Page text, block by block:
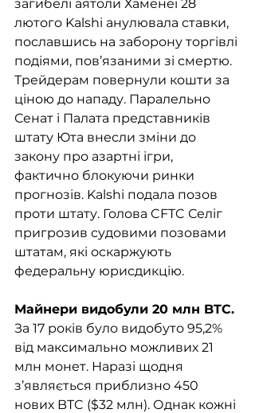
загибелі аятоли Хаменеї 28
лютого Kalshi анулювала ставки,
пославшись на заборону торгівлі
подіями, пов’язаними зі смертю.
Трейдерам повернули кошти за
ціною до нападу. Паралельно
Сенат і Палата представників
штату Юта внесли зміни до
закону про азартні ігри,
фактично блокуючи ринки
прогнозів. Kalshi подала позов
проти штату. Голова CFTC Селіг
пригрозив судовими позовами
штатам, які оскаржують
федеральну юрисдикцію.
Майнери видобули 20 млн BTC.
За 17 років було видобуто 95,2%
від максимально можливих 21
млн монет. Наразі щодня
з’являється приблизно 450
нових BTC ($32 млн). Однак кожні